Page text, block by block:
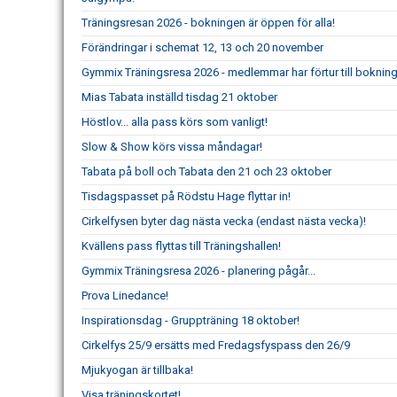
Träningsresan 2026 - bokningen är öppen för alla!
Förändringar i schemat 12, 13 och 20 november
Gymmix Träningsresa 2026 - medlemmar har förtur till
Mias Tabata inställd tisdag 21 oktober
Höstlov... alla pass körs som vanligt!
Slow & Show körs vissa måndagar!
Tabata på boll och Tabata den 21 och 23 oktober
Tisdagspasset på Rödstu Hage flyttar in!
Cirkelfysen byter dag nästa vecka (endast nästa vecka)!
Kvällens pass flyttas till Träningshallen!
Gymmix Träningsresa 2026 - planering pågår...
Prova Linedance!
Inspirationsdag - Gruppträning 18 oktober!
Cirkelfys 25/9 ersätts med Fredagsfyspass den 26/9
Mjukyogan är tillbaka!